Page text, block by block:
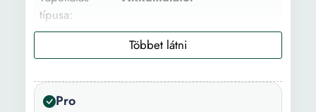
típusa:
Száraz
Pro